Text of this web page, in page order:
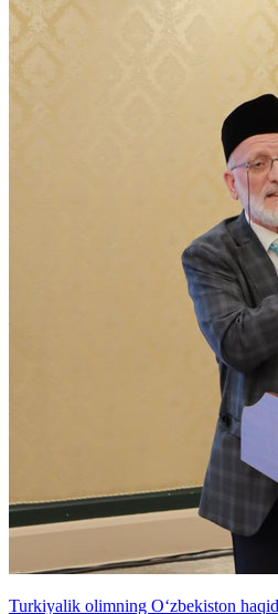
Turkiyalik olimning O‘zbekiston